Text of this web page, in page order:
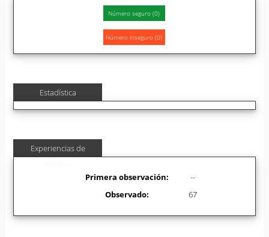
Estadística
Experiencias de
Primera observación:
--
Observado:
67